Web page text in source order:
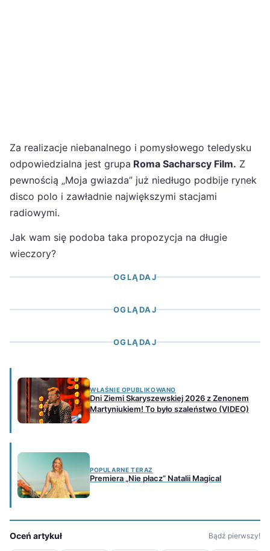
Za realizacje niebanalnego i pomysłowego teledysku
odpowiedzialna jest grupa Roma Sacharscy Film. Z
pewnością „Moja gwiazda” już niedługo podbije rynek
disco polo i zawładnie największymi stacjami
radiowymi.
Jak wam się podoba taka propozycja na długie
wieczory?
OGLĄDAJ
OGLĄDAJ
OGLĄDAJ
WŁAŚNIE OPUBLIKOWANO
Dni Ziemi Skaryszewskiej 2026 z Zenonem
Martyniukiem! To było szaleństwo (VIDEO)
POPULARNE TERAZ
Premiera „Nie płacz” Natalii Magical
Oceń artykuł Bądź pierwszy!